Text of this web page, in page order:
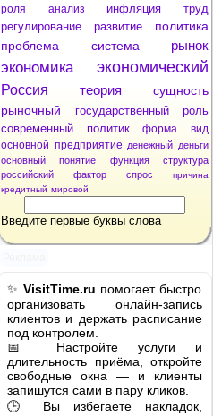
роля
анализ инфляция
труд
регулирование
развитие
политика
проблема
система рынок
экономика экономический
Россия теория
сущность
рыночный
государственный
роль
современный
политик форма
вид
основной предприятие денежный деньги
основный
понятие функция
структура
российский
фактор спрос
причина
кредитный мировой
Введите первые буквы слова
✨ VisitTime.ru помогает быстро
организовать онлайн-запись
клиентов и держать расписание
под контролем.
📅 Настройте услуги и
длительность приёма, откройте
свободные окна — и клиенты
запишутся сами в пару кликов.
🕒 Вы избегаете накладок,